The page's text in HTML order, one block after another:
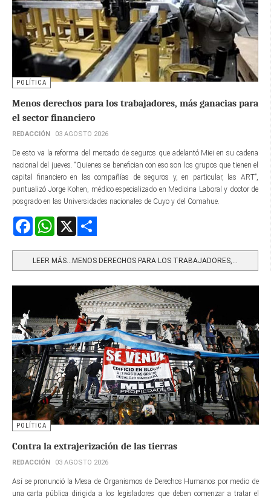
POLÍTICA
Menos derechos para los trabajadores, más ganacias para
el sector financiero
REDACCIÓN 03 AGOSTO 2026
De esto va la reforma del mercado de seguros que adelantó Miei en su cadena
nacional del jueves. “Quienes se benefician con eso son los grupos que tienen el
capital financiero en las compañías de seguros y, en particular, las ART”,
puntualizó Jorge Kohen, médico especializado en Medicina Laboral y doctor de
posgrado en las Universidades nacionales de Cuyo y del Comahue.
FacebookWhatsApp
LEER MÁS…MENOS DERECHOS PARA LOS TRABAJADORES,...
POLÍTICA
Contra la extrajerización de las tierras
REDACCIÓN 03 AGOSTO 2026
Así se pronunció la Mesa de Organismos de Derechos Humanos por medio de
una carta pública dirigida a los legisladores que deben comenzar a tratar el